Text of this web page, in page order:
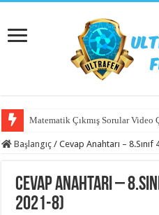
Matematik Çıkmış Sorular Video
Başlangıç / Cevap Anahtarı –
Cevap Anahtarı –
2021-8)